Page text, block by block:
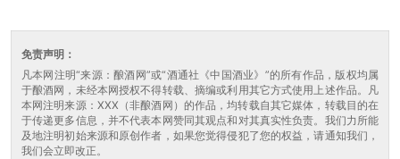
免责声明：
凡本网注明“来源：酿酒网”或“酒通社《中国酒业》”的所有作品，版权均属
于酿酒网，未经本网授权不得转载、摘编或利用其它方式使用上述作品。凡
本网注明来源：XXX（非酿酒网）的作品，均转载自其它媒体，转载目的在
于传递更多信息，并不代表本网赞同其观点和对其真实性负责。我们力所能
及地注明初始来源和原创作者，如果您觉得侵犯了您的权益，请通知我们，
我们会立即改正。